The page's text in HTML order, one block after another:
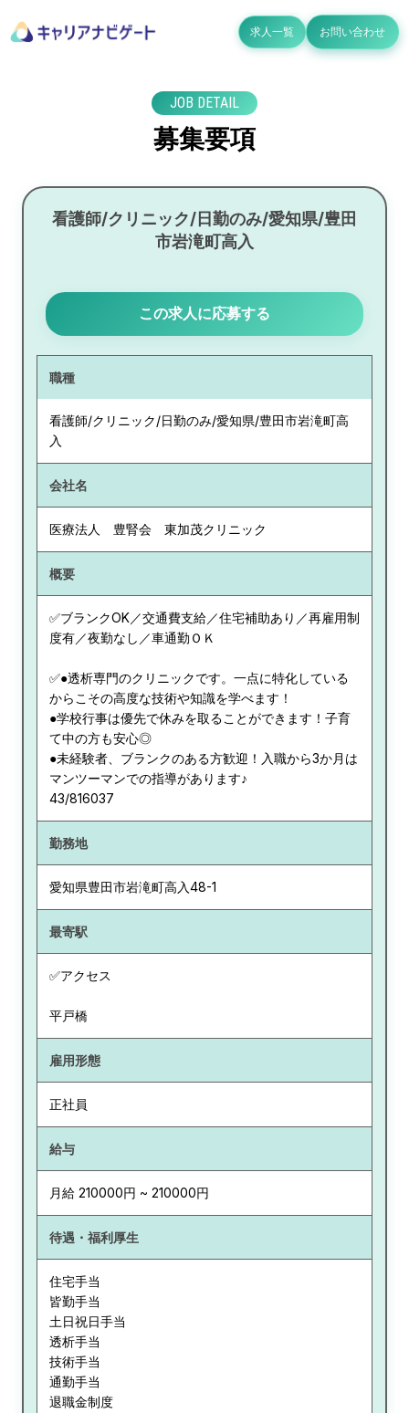
求人一覧 お問い合わせ
JOB DETAIL
募集要項
看護師/クリニック/日勤のみ/愛知県/豊田
市岩滝町高入
この求人に応募する
職種
看護師/クリニック/日勤のみ/愛知県/豊田市岩滝町高
入
会社名
医療法人 豊腎会 東加茂クリニック
概要
✅ブランクOK／交通費支給／住宅補助あり／再雇用制
度有／夜勤なし／車通勤ＯＫ
✅●透析専門のクリニックです。一点に特化している
からこその高度な技術や知識を学べます！
●学校行事は優先で休みを取ることができます！子育
て中の方も安心◎
●未経験者、ブランクのある方歓迎！入職から3か月は
マンツーマンでの指導があります♪
43/816037
勤務地
愛知県豊田市岩滝町高入48-1
最寄駅
✅アクセス
平戸橋
雇用形態
正社員
給与
月給 210000円 ~ 210000円
待遇・福利厚生
住宅手当
皆勤手当
土日祝日手当
透析手当
技術手当
通勤手当
退職金制度